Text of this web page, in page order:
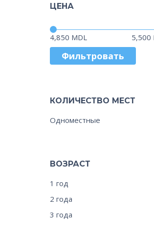
ЦЕНА
Фильтровать
4,850 MDL 5,500
КОЛИЧЕСТВО МЕСТ
Одноместные
ВОЗРАСТ
1 год
2 года
3 года